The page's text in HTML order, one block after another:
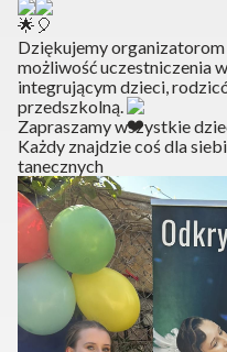
Dziękujemy organizatorom
możliwość uczestniczenia
integrującym dzieci,
przedszkolną.
Zapraszamy wszystkie
Każdy znajdzie coś dla
tanecznych